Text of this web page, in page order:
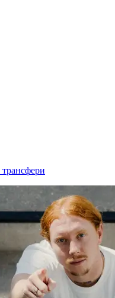
трансфери